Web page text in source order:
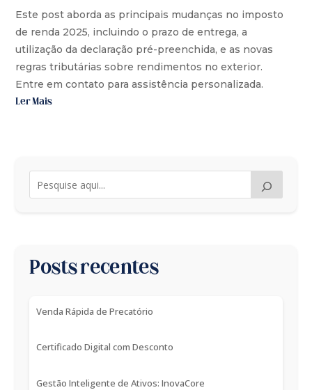
Este post aborda as principais mudanças no imposto
de renda 2025, incluindo o prazo de entrega, a
utilização da declaração pré-preenchida, e as novas
regras tributárias sobre rendimentos no exterior.
Entre em contato para assistência personalizada.
Ler Mais
Posts recentes
Venda Rápida de Precatório
Certificado Digital com Desconto
Gestão Inteligente de Ativos: InovaCore